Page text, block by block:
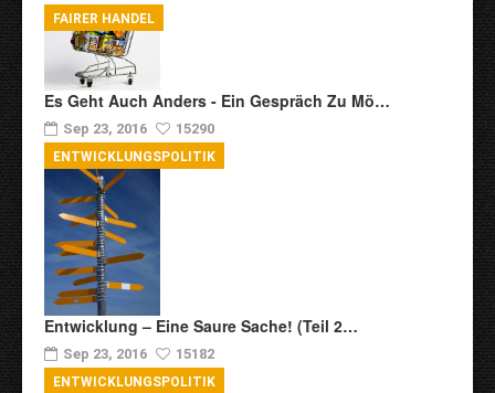
Es Geht Auch Anders - Ein Gespräch Zu Mö…
Sep 23, 2016 15290
FAIRER HANDEL
Entwicklung – Eine Saure Sache! (Teil 2…
Sep 23, 2016 15182
ENTWICKLUNGSPOLITIK
ENTWICKLUNGSPOLITIK